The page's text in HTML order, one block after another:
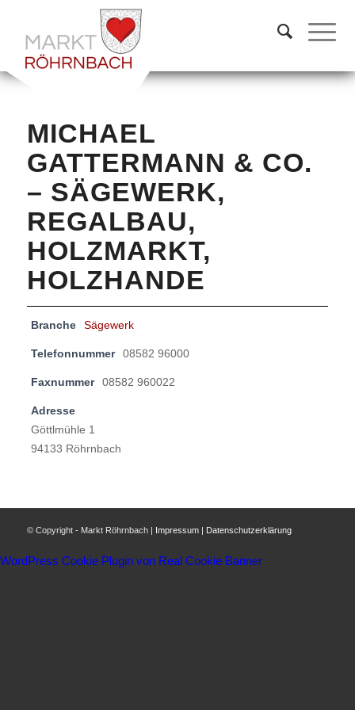
MICHAEL
GATTERMANN & CO.
– SÄGEWERK,
REGALBAU,
HOLZMARKT,
HOLZHANDE
Branche Sägewerk
Telefonnummer 08582 96000
Faxnummer 08582 960022
Adresse
Göttlmühle 1
94133 Röhrnbach
© Copyright - Markt Röhrnbach | Impressum| Datenschutzerklärung
WordPress Cookie Plugin von Real Cookie Banner